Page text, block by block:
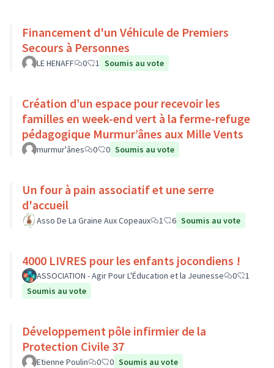
Financement d'un Véhicule de Premiers
Secours à Personnes
LE HENAFF 0 1 Soumis au vote
Création d’un espace pour recevoir les
familles en week-end vert à la ferme-refuge
pédagogique Murmur’ânes aux Mille Vents
murmur'ânes 0 0 Soumis au vote
Un four à pain associatif et une serre
d'accueil
Asso De La Graine Aux Copeaux 1 6 Soumis au vote
4000 LIVRES pour les enfants jocondiens !
ASSOCIATION - Agir Pour L'Éducation et la Jeunesse 0
1
Soumis au vote
Développement pôle infirmier de la
Protection Civile 37
Etienne Poulin 0 0 Soumis au vote